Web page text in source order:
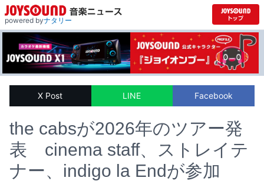
powered byナタリー
X Post LINE Facebook
the cabsが2026年のツアー発
表 cinema staff、ストレイテ
ナー、indigo la Endが参加